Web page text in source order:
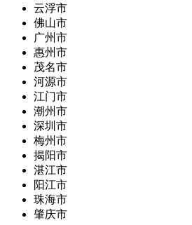
云浮市
佛山市
广州市
惠州市
茂名市
河源市
江门市
潮州市
深圳市
梅州市
揭阳市
湛江市
阳江市
珠海市
肇庆市